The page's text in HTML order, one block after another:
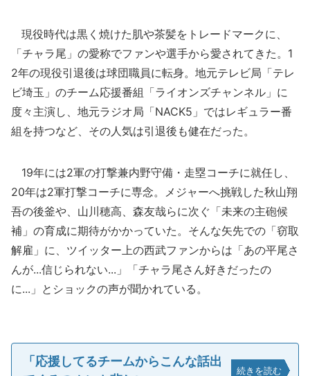
現役時代は黒く焼けた肌や茶髪をトレードマークに、
「チャラ尾」の愛称でファンや選手から愛されてきた。1
2年の現役引退後は球団職員に転身。地元テレビ局「テレ
ビ埼玉」のチーム応援番組「ライオンズチャンネル」に
度々主演し、地元ラジオ局「NACK5」ではレギュラー番
組を持つなど、その人気は引退後も健在だった。
19年には2軍の打撃兼内野守備・走塁コーチに就任し、
20年は2軍打撃コーチに専念。メジャーへ挑戦した秋山翔
吾の後釜や、山川穂高、森友哉らに次ぐ「未来の主砲候
補」の育成に期待がかかっていた。そんな矢先での「窃取
解雇」に、ツイッター上の西武ファンからは「あの平尾さ
んが...信じられない...」「チャラ尾さん好きだったの
に...」とショックの声が聞かれている。
「応援してるチームからこんな話出
続きを読む